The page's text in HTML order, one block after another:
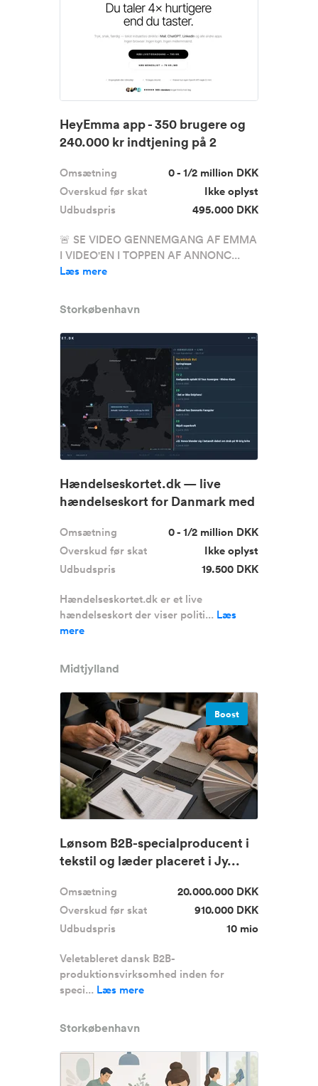
HeyEmma app - 350 brugere og
240.000 kr indtjening på 2
Omsætning
0 - 1/2 million DKK
Overskud før skat
Ikke oplyst
Udbudspris
495.000 DKK
🚨 SE VIDEO GENNEMGANG AF EMMA
I VIDEO'EN I TOPPEN AF ANNONC...
Læs mere
Storkøbenhavn
Hændelseskortet.dk — live
hændelseskort for Danmark med
Omsætning
0 - 1/2 million DKK
Overskud før skat
Ikke oplyst
Udbudspris
19.500 DKK
Hændelseskortet.dk er et live
hændelseskort der viser politi... Læs
mere
Midtjylland
Boost
Lønsom B2B-specialproducent i
tekstil og læder placeret i Jy...
Omsætning
20.000.000 DKK
Overskud før skat
910.000 DKK
Udbudspris
10 mio
Veletableret dansk B2B-
produktionsvirksomhed inden for
speci... Læs mere
Storkøbenhavn